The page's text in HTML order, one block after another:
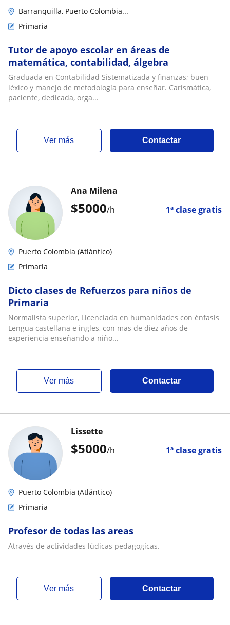
Barranquilla, Puerto Colombia...
Primaria
Tutor de apoyo escolar en áreas de
matemática, contabilidad, álgebra
Graduada en Contabilidad Sistematizada y finanzas; buen
léxico y manejo de metodología para enseñar. Carismática,
paciente, dedicada, orga...
ver más Contactar
$5000/h 1ª clase gratis
Ana Milena
Puerto Colombia (Atlántico)
Primaria
Dicto clases de Refuerzos para niños de
Primaria
Normalista superior, Licenciada en humanidades con énfasis
Lengua castellana e ingles, con mas de diez años de
experiencia enseñando a niño...
ver más Contactar
$5000/h 1ª clase gratis
Lissette
Puerto Colombia (Atlántico)
Primaria
Profesor de todas las areas
Através de actividades lúdicas pedagogícas.
ver más Contactar